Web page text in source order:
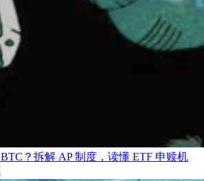
？拆解 AP 制度，读懂 ETF 申赎机